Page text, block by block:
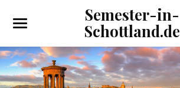
Semester-in-
Schottland.de